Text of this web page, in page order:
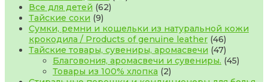
Все для детей 6262
Тайские соки 99
товаров
Сумки, ремни и кошельки из натуральной кожи
крокодила / Products of genuine leather 4646
товаров
Тайские товары, сувениры, аромасвечи 4747
товаров
Благовония, аромасвечи и сувениры. 4545
Товары из 100% хлопка 22